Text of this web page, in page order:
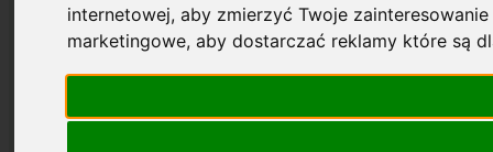
internetowej,aby zmierzyć Twoje
marketingowe,aby dostarczać reklamy które są